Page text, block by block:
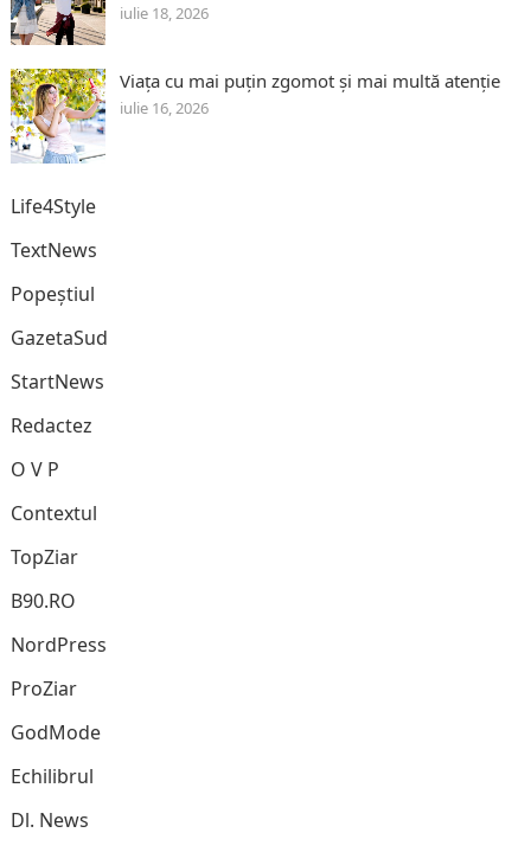
iulie 18, 2026
Viața cu mai puțin zgomot și mai multă atenție
iulie 16, 2026
Life4Style
TextNews
Popeștiul
GazetaSud
StartNews
Redactez
O V P
Contextul
TopZiar
B90.RO
NordPress
ProZiar
GodMode
Echilibrul
Dl. News